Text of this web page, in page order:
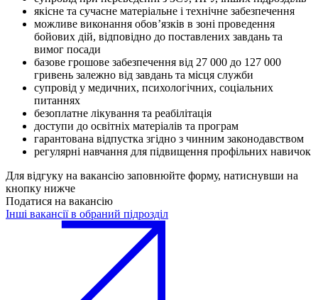
якісне та сучасне матеріальне і технічне забезпечення
⁠можливе виконання обов’язків в зоні проведення
бойових дій, відповідно до поставлених завдань та
вимог посади
⁠базове грошове забезпечення від 27 000 до 127 000
гривень залежно від завдань та місця служби
⁠супровід у медичних, психологічних, соціальних
питаннях
⁠безоплатне лікування та реабілітація
⁠доступи до освітніх матеріалів та програм
⁠гарантована відпустка згідно з чинним законодавством
⁠регулярні навчання для підвищення профільних навичок
Для відгуку на вакансію заповнюйте форму, натиснувши на
кнопку нижче
Податися на вакансію
Інші вакансії в обраний підрозділ